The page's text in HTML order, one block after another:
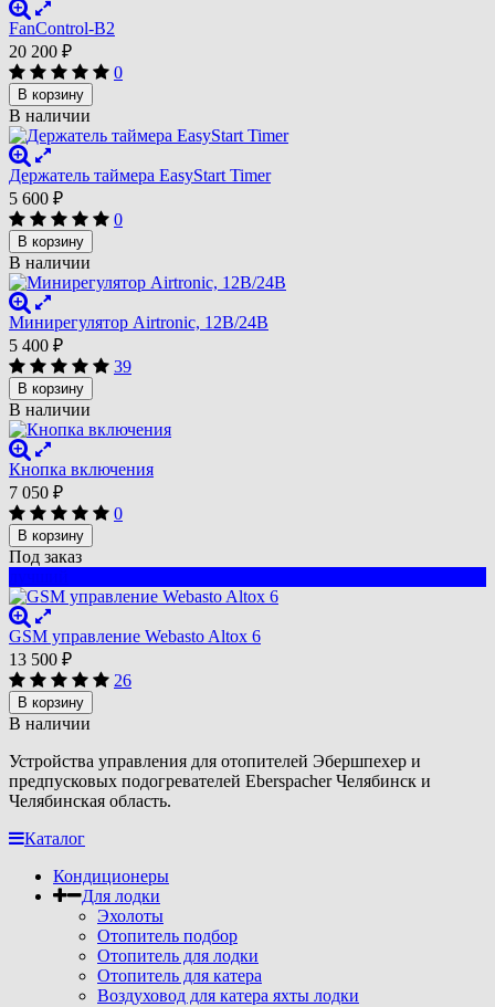
FanControl-B2
20 200 ₽
0
В корзину
В наличии
Держатель таймера EasyStart Timer
5 600 ₽
0
В корзину
В наличии
Минирегулятор Airtronic, 12B/24B
5 400 ₽
39
В корзину
В наличии
Кнопка включения
7 050 ₽
0
В корзину
Под заказ
GSM управление Webasto Altox 6
13 500 ₽
26
В корзину
В наличии
Устройства управления для отопителей Эбершпехер и
предпусковых подогревателей Eberspacher Челябинск и
Челябинская область.
Каталог
Кондиционеры
Для лодки
Эхолоты
Отопитель подбор
Отопитель для лодки
Отопитель для катера
Воздуховод для катера яхты лодки